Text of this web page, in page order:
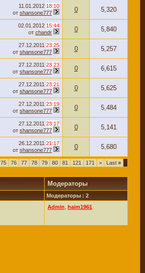
11.01.2012 18:10
от shansone777 0 5,320
02.01.2012 15:44
от chandr 0 5,840
27.12.2011 23:25
от shansone777 0 5,257
27.12.2011 23:23
от shansone777 0 6,615
27.12.2011 23:21
от shansone777 0 5,625
27.12.2011 23:19
от shansone777 0 5,484
27.12.2011 23:17
от shansone777 0 5,141
26.12.2011 21:17
от shansone777 0 5,680
75 76 77 78 79 80 81 121 171 > Last »
Модераторы
Модераторы : 2
Admin haim1961